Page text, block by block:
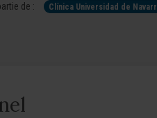
de : Clínica Universidad de